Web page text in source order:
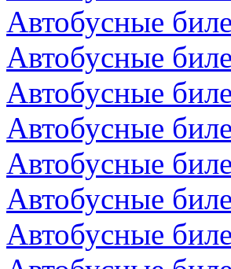
Автобусные
Автобусные
Автобусные
Автобусные
Автобусные
Автобусные
Автобусные